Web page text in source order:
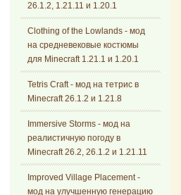
26.1.2, 1.21.11 и 1.20.1
Clothing of the Lowlands - мод
на средневековые костюмы
для Minecraft 1.21.1 и 1.20.1
Tetris Craft - мод на тетрис в
Minecraft 26.1.2 и 1.21.8
Immersive Storms - мод на
реалистичную погоду в
Minecraft 26.2, 26.1.2 и 1.21.11
Improved Village Placement -
мод на улучшенную генерацию